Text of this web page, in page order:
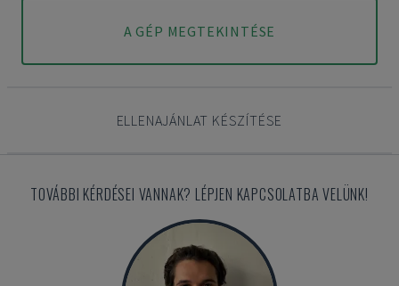
A GÉP MEGTEKINTÉSE
ELLENAJÁNLAT KÉSZÍTÉSE
TOVÁBBI KÉRDÉSEI VANNAK? LÉPJEN KAPCSOLATBA VELÜNK!